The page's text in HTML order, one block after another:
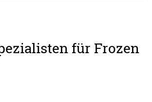
für Frozen